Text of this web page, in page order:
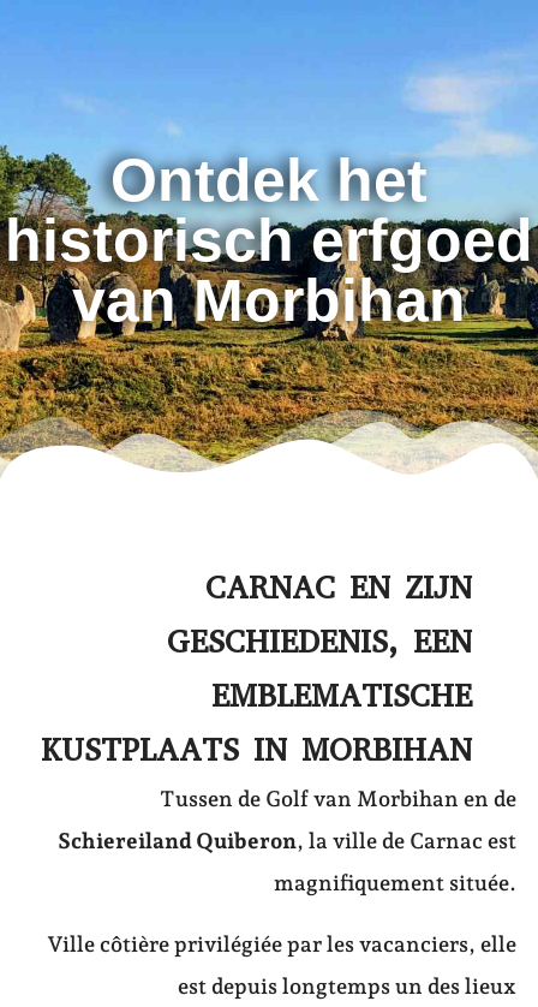
Ontdek het
historisch erfgoed
van Morbihan
CARNAC EN ZIJN
GESCHIEDENIS, EEN
EMBLEMATISCHE
KUSTPLAATS IN MORBIHAN
Tussen de Golf van Morbihan en de
Schiereiland Quiberon, la ville de Carnac est
magnifiquement située.
Ville côtière privilégiée par les vacanciers, elle
est depuis longtemps un des lieux